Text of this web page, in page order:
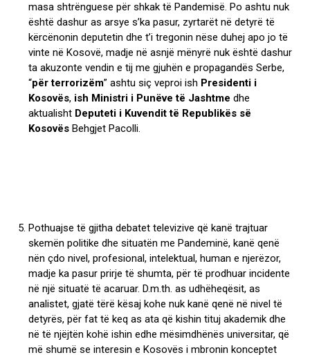
masa shtrënguese për shkak të Pandemisë. Po ashtu nuk
është dashur as arsye s’ka pasur, zyrtarët në detyrë të
kërcënonin deputetin dhe t’i tregonin nëse duhej apo jo të
vinte në Kosovë, madje në asnjë mënyrë nuk është dashur
ta akuzonte vendin e tij me gjuhën e propagandës Serbe,
“për terrorizëm” ashtu siç veproi ish Presidenti i
Kosovës, ish Ministri i Punëve të Jashtme dhe
aktualisht Deputeti i Kuvendit të Republikës së
Kosovës Behgjet Pacolli.
Pothuajse të gjitha debatet televizive që kanë trajtuar
skemën politike dhe situatën me Pandeminë, kanë qenë
nën çdo nivel, profesional, intelektual, human e njerëzor,
madje ka pasur prirje të shumta, për të prodhuar incidente
në një situatë të acaruar. D.m.th. as udhëheqësit, as
analistet, gjatë tërë kësaj kohe nuk kanë qenë në nivel të
detyrës, për fat të keq as ata që kishin tituj akademik dhe
në të njëjtën kohë ishin edhe mësimdhënës universitar, që
më shumë se interesin e Kosovës i mbronin konceptet